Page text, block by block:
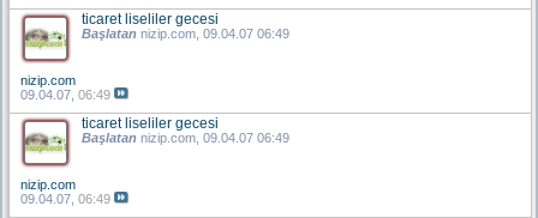
ticaret liseliler gecesi
Başlatan nizip.com , 09.04.07 06:49
nizip.com
09.04.07, 06:49
ticaret liseliler gecesi
Başlatan nizip.com , 09.04.07 06:49
nizip.com
09.04.07, 06:49